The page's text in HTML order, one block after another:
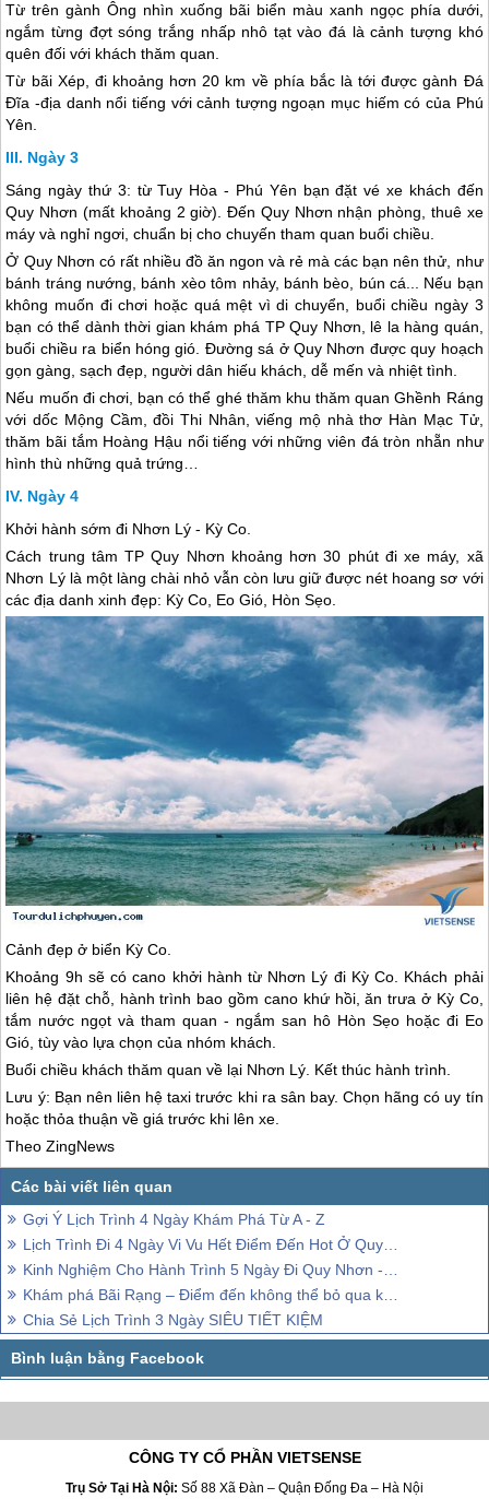
Từ trên gành Ông nhìn xuống bãi biển màu xanh ngọc phía dưới,
ngắm từng đợt sóng trắng nhấp nhô tạt vào đá là cảnh tượng khó
quên đối với khách thăm quan.
Từ bãi Xép, đi khoảng hơn 20 km về phía bắc là tới được gành Đá
Đĩa -địa danh nổi tiếng với cảnh tượng ngoạn mục hiếm có của Phú
Yên.
Ngày 3
Sáng ngày thứ 3: từ Tuy Hòa - Phú Yên bạn đặt vé xe khách đến
Quy Nhơn (mất khoảng 2 giờ). Đến Quy Nhơn nhận phòng, thuê xe
máy và nghỉ ngơi, chuẩn bị cho chuyến tham quan buổi chiều.
Ở Quy Nhơn có rất nhiều đồ ăn ngon và rẻ mà các bạn nên thử, như
bánh tráng nướng, bánh xèo tôm nhảy, bánh bèo, bún cá... Nếu bạn
không muốn đi chơi hoặc quá mệt vì di chuyển, buổi chiều ngày 3
bạn có thể dành thời gian khám phá TPQuy Nhơn, lê la hàng quán,
buổi chiều ra biển hóng gió. Đường sá ở Quy Nhơn được quy hoạch
gọn gàng, sạch đẹp, người dân hiếu khách, dễ mến và nhiệt tình.
Nếu muốn đi chơi, bạn có thể ghé thăm khu thăm quan Ghềnh Ráng
với dốc Mộng Cầm, đồi Thi Nhân, viếng mộ nhà thơ Hàn Mạc Tử,
thăm bãi tắm Hoàng Hậu nổi tiếng với những viên đá tròn nhẵn như
hình thù những quả trứng…
Ngày 4
Khởi hành sớm đi Nhơn Lý - Kỳ Co.
Cách trung tâm TPQuy Nhơn khoảng hơn 30 phút đi xe máy, xã
Nhơn Lý là một làng chài nhỏ vẫn còn lưu giữ được nét hoang sơ với
các địa danh xinh đẹp: Kỳ Co, Eo Gió, Hòn Sẹo.
Cảnh đẹp ở biển Kỳ Co.
Khoảng 9h sẽ có cano khởi hành từ Nhơn Lý đi Kỳ Co. Khách phải
liên hệ đặt chỗ, hành trình bao gồm cano khứ hồi, ăn trưa ở Kỳ Co,
tắm nước ngọt và tham quan - ngắm san hô Hòn Sẹo hoặc đi Eo
Gió, tùy vào lựa chọn của nhóm khách.
Buổi chiều khách thăm quan về lại Nhơn Lý. Kết thúc hành trình.
Lưu ý: Bạn nên liên hệ taxi trước khi ra sân bay. Chọn hãng có uy tín
hoặc thỏa thuận về giá trước khi lên xe.
Theo ZingNews
Gợi Ý Lịch Trình 4 Ngày Khám Phá Từ A - Z
Lịch Trình Đi 4 Ngày Vi Vu Hết Điểm Đến Hot Ở Quy Nhơn
Kinh Nghiệm Cho Hành Trình 5 Ngày Đi Quy Nhơn - Phú Yên Chỉ Với 3 Triệu Đồng
Khám phá Bãi Rạng – Điểm đến không thể bỏ qua khi đến Đà Nẵng
Chia Sẻ Lịch Trình 3 Ngày SIÊU TIẾT KIỆM
CÔNG TY CỔ PHẦN VIETSENSE
Trụ Sở Tại Hà Nội: Số 88 Xã Đàn – Quận Đống Đa – Hà Nội